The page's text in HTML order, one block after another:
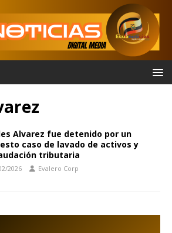
Alvarez fue detenido por un
caso de lavado de activos y
tributaria
2026 Evalero Corp